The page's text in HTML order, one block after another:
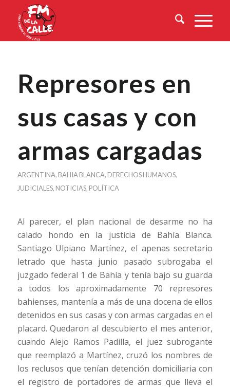
Represores en
sus casas y con
armas cargadas
ARGENTINA, BAHIA BLANCA, DERECHOS HUMANOS,
JUDICIALES, NOTICIAS, POLÍTICA
Al parecer, el plan nacional de desarme no ha
calado hondo en la justicia de Bahía Blanca.
Santiago Ulpiano Martínez, el apenas secretario
letrado que hasta junio pasado subrogaba el
juzgado federal 1 de Bahía y tenía bajo su guarda
a todos los aproximadamente 70 represores
bahienses, mantenía a más de una docena de ellos
detenidos en sus casas y con armas cargadas en el
placard. Quedaron al descubierto el mes anterior,
cuando Alejo Ramos Padilla, el juez subrogante
que reemplazó a Martínez, cruzó los nombres de
los reclusos que tenían detención domiciliaria con
el registro de portadores de armas que lleva el